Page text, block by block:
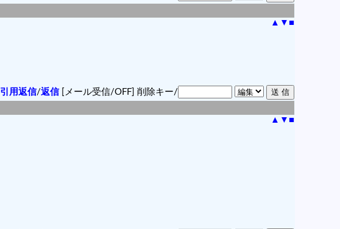
▲ ▼ ■
引用返信/返信[メール受信/OFF] 削除キー/
▲ ▼ ■